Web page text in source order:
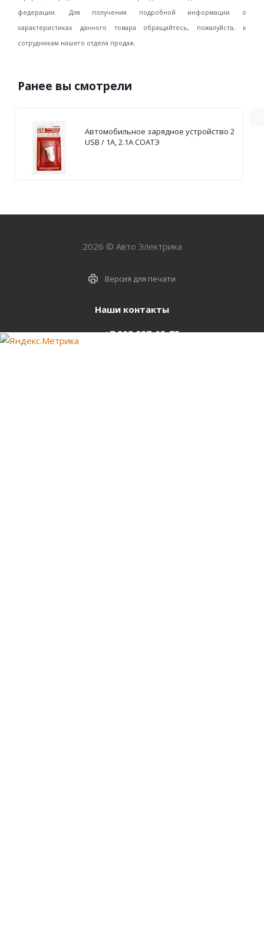
федерации. Для получения подробной информации о
характеристиках данного товара обращайтесь, пожалуйста, к
сотрудникам нашего отдела продаж.
Ранее вы смотрели
Автомобильное зарядное устройство 2
USB / 1А, 2.1А СОАТЭ
2026 © Авто Электрика
Версия для печати
Наши контакты
+7 903 937-05-75